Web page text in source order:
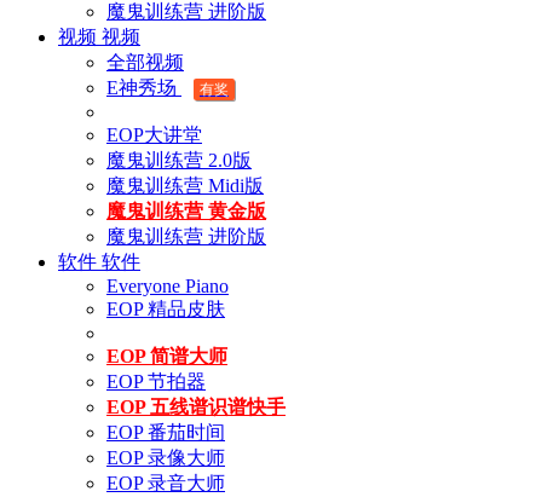
魔鬼训练营 进阶版
视频 视频
全部视频
E神秀场
有奖
EOP大讲堂
魔鬼训练营 2.0版
魔鬼训练营 Midi版
魔鬼训练营 黄金版
魔鬼训练营 进阶版
软件 软件
Everyone Piano
EOP 精品皮肤
EOP 简谱大师
EOP 节拍器
EOP 五线谱识谱快手
EOP 番茄时间
EOP 录像大师
EOP 录音大师